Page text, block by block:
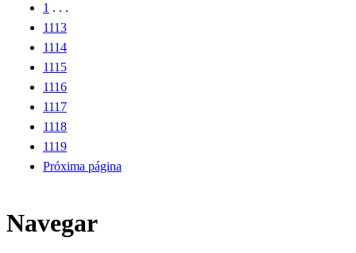
1 . . .
1113
1114
1115
1116
1117
1118
1119
Próxima página
Navegar